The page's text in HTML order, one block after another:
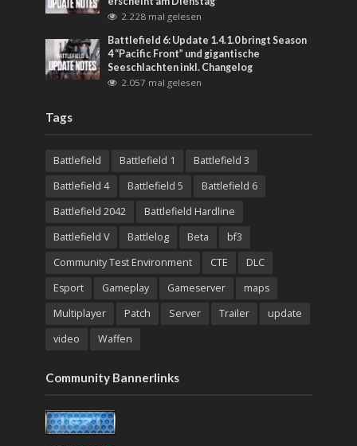
2.228 mal gelesen
Battlefield 6: Update 1.4.1.0 bringt Season
4 “Pacific Front” und gigantische
Seeschlachten inkl. Changelog
2.057 mal gelesen
Tags
Battlefield Battlefield 1
Battlefield 3
Battlefield 4
Battlefield 5
Battlefield 6
Battlefield 2042
Battlefield Hardline
Battlefield V
Battlelog Beta
bf3
Community Test Environment
CTE
DLC
Esport
Gameplay Gameserver
maps
Multiplayer
Patch Server Trailer
update
video
Waffen
Community Bannerlinks